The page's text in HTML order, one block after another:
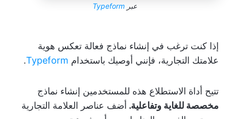
عبرTypeform
إذا كنت ترغب في إنشاء نماذج فعالة تعكس هوية
علامتك التجارية، فإنني أوصيك باستخدام Typeform
.
تتيح أداة الاستطلاع هذه للمستخدمين إنشاء نماذج
مخصصة للغاية وتفاعلية. أضف عناصر العلامة التجارية